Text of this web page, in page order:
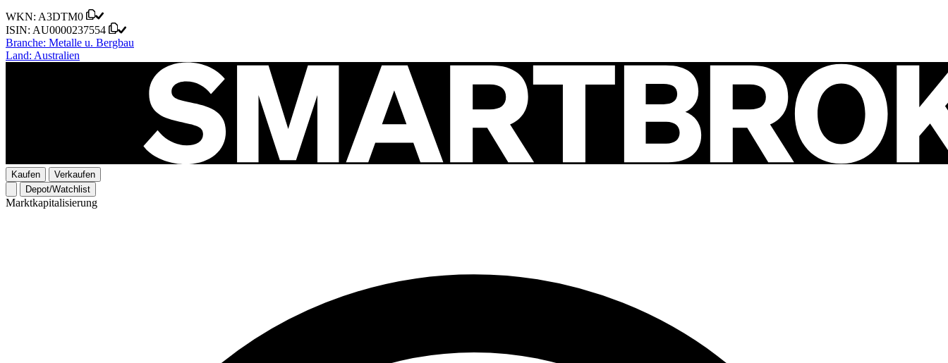
WKN: A3DTM0
ISIN: AU0000237554
Branche: Metalle u. Bergbau
Land: Australien
Kaufen
Verkaufen
Depot/Watchlist
Marktkapitalisierung